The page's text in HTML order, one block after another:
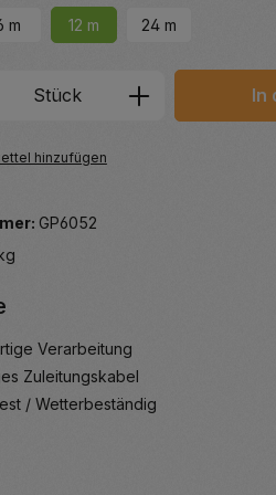
m 12 m 24 m
Anzahl: Gib den
Stück In
hinzufügen
GP6052
Verarbeitung
Zuleitungskabel
/ Wetterbeständig